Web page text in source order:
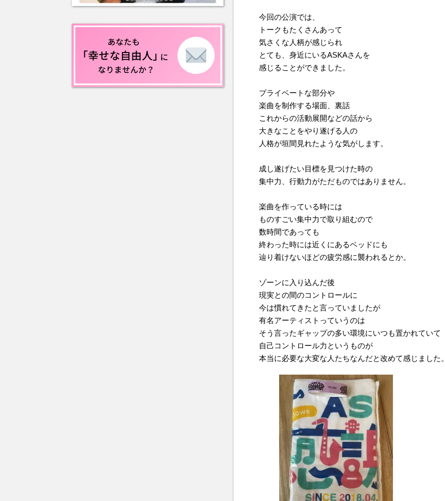
今回の公演では、
トークもたくさんあって
気さくな人柄が感じられ
とても、身近にいるASKAさんを
感じることができました。
プライベートな部分や
楽曲を制作する場面、裏話
これからの活動展開などの話から
大きなことをやり遂げる人の
人格が垣間見れたような気がします。
成し遂げたい目標を見つけた時の
集中力、行動力がただものではありません。
楽曲を作っている時には
ものすごい集中力で取り組むので
数時間であっても
終わった時には近くにあるベッドにも
辿り着けないほどの疲労感に襲われるとか。
ゾーンに入り込んだ後
現実との間のコントロールに
今は慣れてきたと言っていましたが
有名アーティストっていうのは
そう言ったギャップの多い環境にいつも置かれていて
自己コントロール力というものが
本当に必要な大変な人たちなんだと改めて感じました。